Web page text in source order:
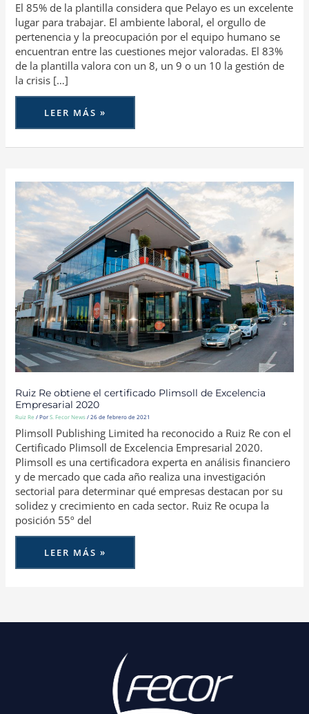
El 85% de la plantilla considera que Pelayo es un excelente
lugar para trabajar. El ambiente laboral, el orgullo de
pertenencia y la preocupación por el equipo humano se
encuentran entre las cuestiones mejor valoradas. El 83%
de la plantilla valora con un 8, un 9 o un 10 la gestión de
la crisis […]
LEER MÁS »
Ruiz Re obtiene el certificado Plimsoll de Excelencia
Empresarial 2020
Ruiz Re / PorS. Fecor News/26 de febrero de 2021
Plimsoll Publishing Limited ha reconocido a Ruiz Re con el
Certificado Plimsoll de Excelencia Empresarial 2020.
Plimsoll es una certificadora experta en análisis financiero
y de mercado que cada año realiza una investigación
sectorial para determinar qué empresas destacan por su
solidez y crecimiento en cada sector. Ruiz Re ocupa la
posición 55º del
RUIZ
RE
OBTIENE
EL
CERTIFICADO
PLIMSOLL
DE
EXCELENCIA
EMPRESARIAL
2020
LEER MÁS »